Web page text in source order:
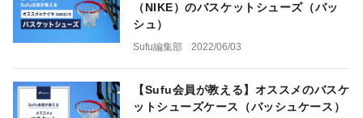
（NIKE）のバスケットシューズ（バッ
シュ）
Sufu編集部 2022/06/03
【Sufu会員が教える】オススメのバスケ
ットシューズケース（バッシュケース）